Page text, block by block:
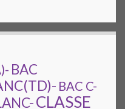
BAC
BAC C-
CLASSE